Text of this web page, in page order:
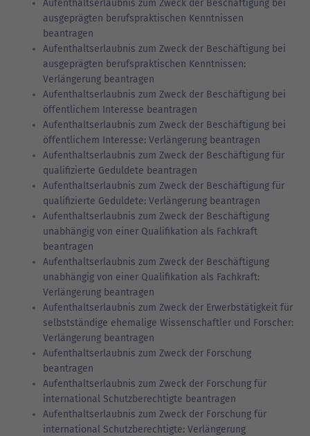
Aufenthaltserlaubnis zum Zweck der Beschäftigung bei
ausgeprägten berufspraktischen Kenntnissen
beantragen
Aufenthaltserlaubnis zum Zweck der Beschäftigung bei
ausgeprägten berufspraktischen Kenntnissen:
Verlängerung beantragen
Aufenthaltserlaubnis zum Zweck der Beschäftigung bei
öffentlichem Interesse beantragen
Aufenthaltserlaubnis zum Zweck der Beschäftigung bei
öffentlichem Interesse: Verlängerung beantragen
Aufenthaltserlaubnis zum Zweck der Beschäftigung für
qualifizierte Geduldete beantragen
Aufenthaltserlaubnis zum Zweck der Beschäftigung für
qualifizierte Geduldete: Verlängerung beantragen
Aufenthaltserlaubnis zum Zweck der Beschäftigung
unabhängig von einer Qualifikation als Fachkraft
beantragen
Aufenthaltserlaubnis zum Zweck der Beschäftigung
unabhängig von einer Qualifikation als Fachkraft:
Verlängerung beantragen
Aufenthaltserlaubnis zum Zweck der Erwerbstätigkeit für
selbstständige ehemalige Wissenschaftler und Forscher:
Verlängerung beantragen
Aufenthaltserlaubnis zum Zweck der Forschung
beantragen
Aufenthaltserlaubnis zum Zweck der Forschung für
international Schutzberechtigte beantragen
Aufenthaltserlaubnis zum Zweck der Forschung für
international Schutzberechtigte: Verlängerung